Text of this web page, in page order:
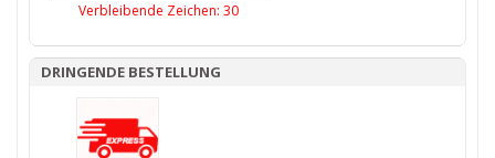
Verbleibende Zeichen: 30
DRINGENDE BESTELLUNG